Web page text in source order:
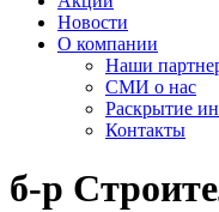
Новости
О компании
Наши
СМИ о нас
Раскрытие
Контакты
б-р